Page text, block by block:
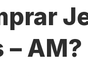
– AM?